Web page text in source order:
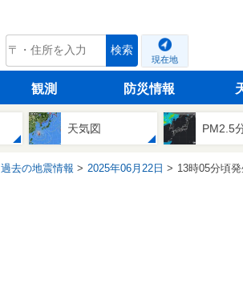
tenki.jp 検索
現在地
観測 防災情報
天気図 PM2.5
過去の地震情報 2025年06月22日 13時05分頃